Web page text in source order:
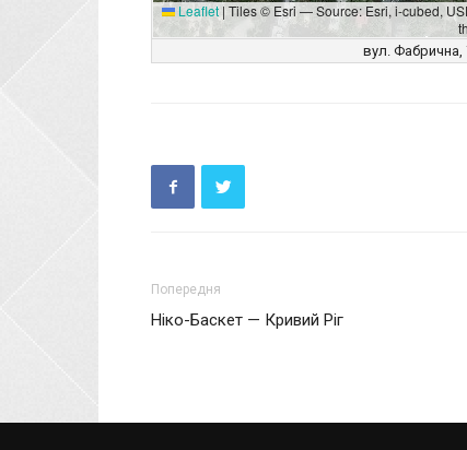
Leaflet | Tiles © Esri — Source: Esri, i-cubed,
вул. Фабрична,
Попередня
Ніко-Баскет — Кривий Ріг